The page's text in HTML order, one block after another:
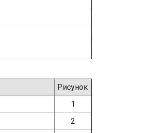
Рисунок
1
2